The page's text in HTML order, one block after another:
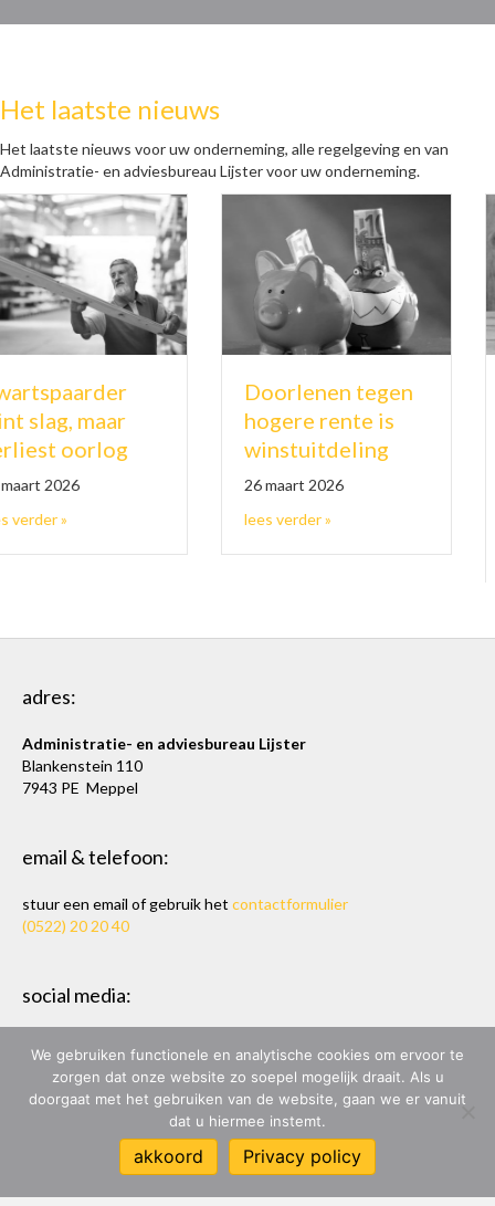
Het laatste nieuws
Het laatste nieuws voor uw onderneming, alle regelgeving en van
Administratie- en adviesbureau Lijster voor uw onderneming.
maar
oorlog
»about Zwartspaarder wint slag, maar verliest oorlog
Doorlenen tegen
hogere rente is
winstuitdeling
26 maart 2026
lees verder »about Doorlenen tegen
adres:
Administratie- en adviesbureau Lijster
Blankenstein 110
7943 PE Meppel
email & telefoon:
stuur een email of gebruik het contactformulier
(0522) 20 20 40
social media:
TwitterenLinkedIn
ADMINISTRATIE- & ADVIESBUREAU LIJSTER
ONTWERP & BOUW:MARC HOPPEN
We gebruiken functionele en analytische cookies om ervoor te
zorgen dat onze website zo soepel mogelijk draait. Als u
doorgaat met het gebruiken van de website, gaan we er vanuit
dat u hiermee instemt.
akkoord Privacy policy